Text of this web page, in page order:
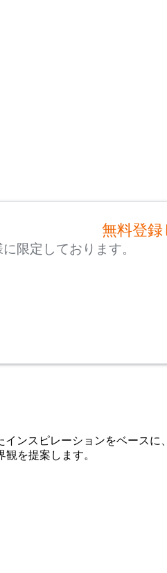
無料登
限定しております。
ンスピレーションをベースに
を提案します。